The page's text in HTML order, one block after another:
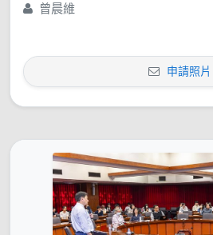
曾晨維
申請照片